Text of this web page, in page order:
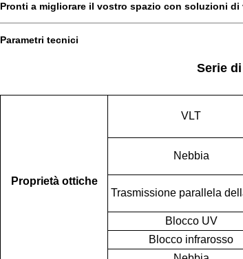
Pronti a migliorare il vostro spazio con soluzioni
Parametri tecnici
Serie
Proprietà ottiche
VLT
Nebbia
Trasmissione parallela
Blocco UV
Blocco infrarosso